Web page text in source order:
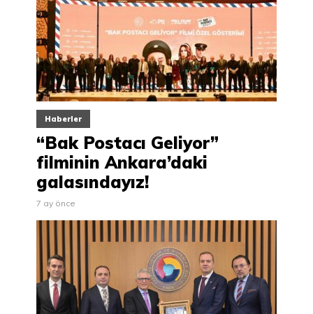
Haberler
“Bak Postacı Geliyor”
filminin Ankara’daki
galasındayız!
7 ay önce